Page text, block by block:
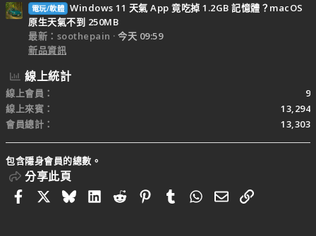
電玩/軟體 Windows 11 天氣 App 竟吃掉 1.2GB 記憶體？macOS
原生天氣不到 250MB
最新：soothepain
今天 09:59
新品資訊
線上統計
線上會員
9
線上來賓
13,294
會員總計
13,303
包含隱身會員的總數。
分享此頁
FacebookBlueskyLinkedIn
RedditPinterestTumblrWhatsApp
電子郵件
連結